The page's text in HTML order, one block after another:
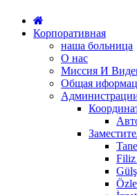
Корпоративная
наша больница
О нас
Миссия И
Общая
Filiz